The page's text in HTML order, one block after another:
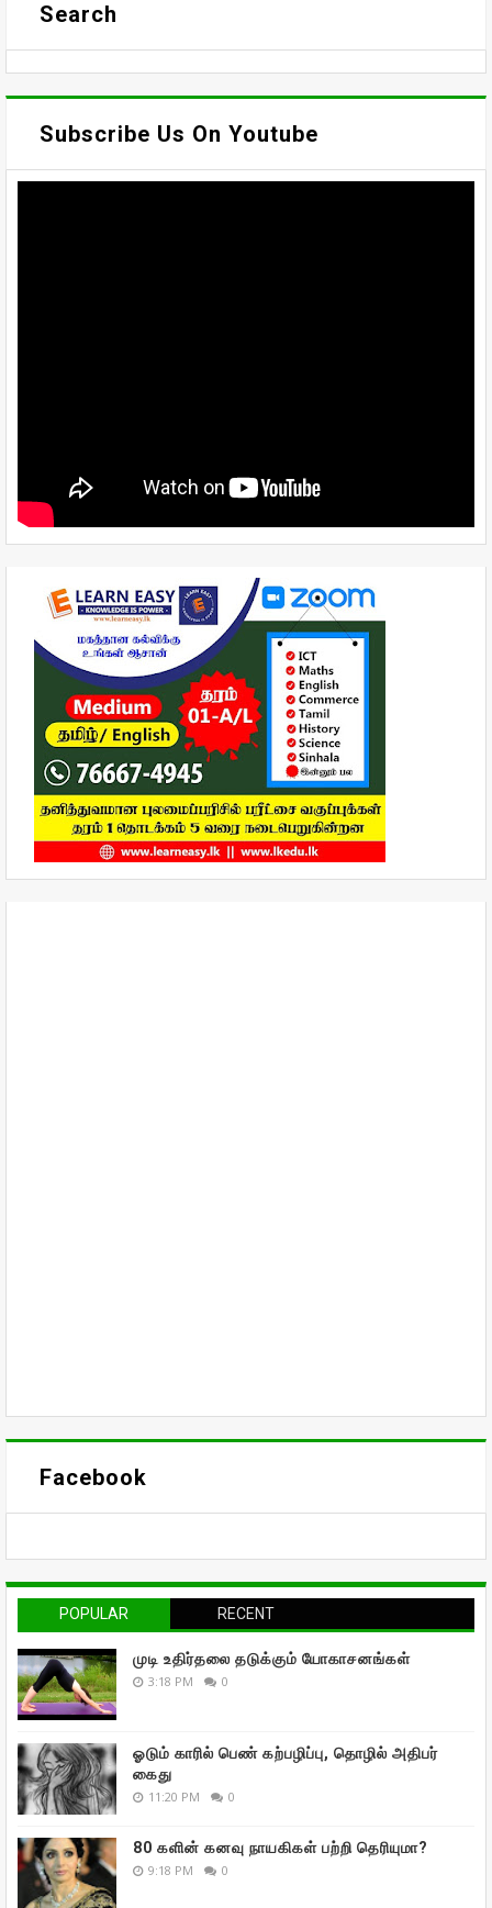
Search
Subscribe Us On Youtube
Facebook
POPULAR RECENT
முடி உதிர்தலை தடுக்கும் யோகாசனங்கள்
3:18 PM 0
ஓடும் காரில் பெண் கற்பழிப்பு, தொழில் அதிபர்
கைது
11:20 PM 0
80 களின் கனவு நாயகிகள் பற்றி தெரியுமா?
9:18 PM 0